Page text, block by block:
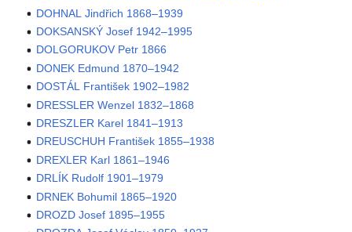
DOHNAL Jindřich 1868–1939
DOKSANSKÝ Josef 1942–1995
DOLGORUKOV Petr 1866
DONEK Edmund 1870–1942
DOSTÁL František 1902–1982
DRESSLER Wenzel 1832–1868
DRESZLER Karel 1841–1913
DREUSCHUH František 1855–1938
DREXLER Karl 1861–1946
DRLÍK Rudolf 1901–1979
DRNEK Bohumil 1865–1920
DROZD Josef 1895–1955